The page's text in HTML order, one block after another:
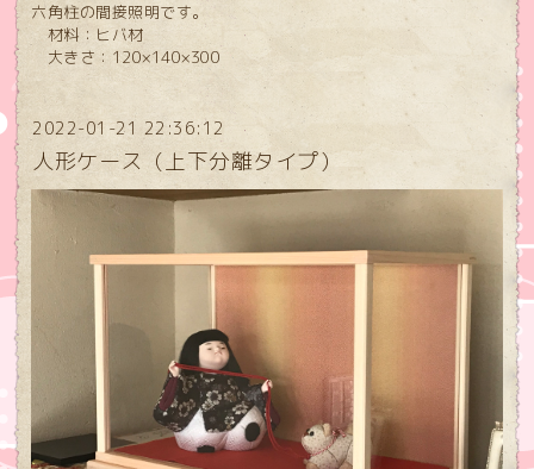
六角柱の間接照明です。
材料：ヒバ材
大きさ：120×140×300
2022-01-21 22:36:12
人形ケース（上下分離タイプ）